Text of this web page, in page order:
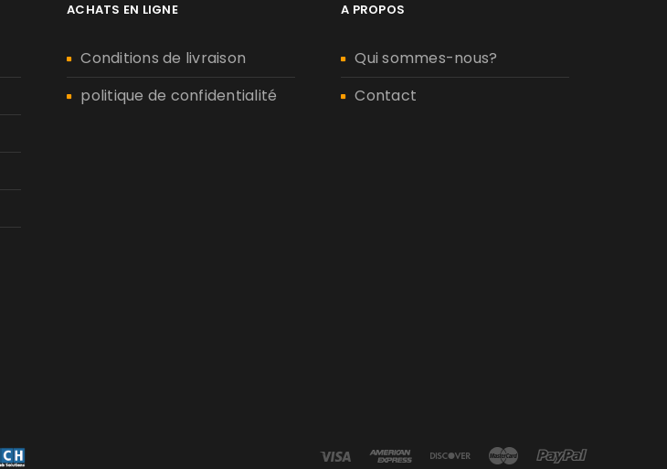
ACHATS EN LIGNE
Conditions de livraison
politique de confidentialité
A PROPOS
Qui sommes-nous?
Contact